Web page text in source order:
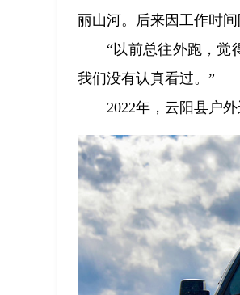
丽山河。后来因工作时
“以前总往外跑，觉
我们没有认真看过。”
2022年，云阳县户